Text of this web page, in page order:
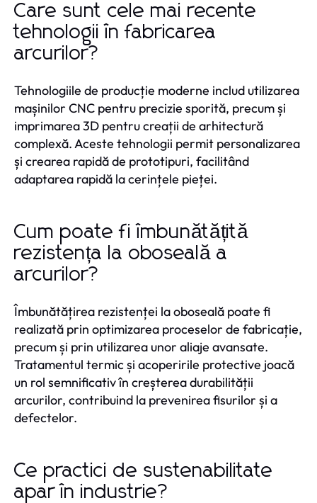
Care sunt cele mai recente
tehnologii în fabricarea
arcurilor?
Tehnologiile de producție moderne includ utilizarea
mașinilor CNC pentru precizie sporită, precum și
imprimarea 3D pentru creații de arhitectură
complexă. Aceste tehnologii permit personalizarea
și crearea rapidă de prototipuri, facilitând
adaptarea rapidă la cerințele pieței.
Cum poate fi îmbunătățită
rezistența la oboseală a
arcurilor?
Îmbunătățirea rezistenței la oboseală poate fi
realizată prin optimizarea proceselor de fabricație,
precum și prin utilizarea unor aliaje avansate.
Tratamentul termic și acoperirile protective joacă
un rol semnificativ în creșterea durabilității
arcurilor, contribuind la prevenirea fisurilor și a
defectelor.
Ce practici de sustenabilitate
apar în industrie?